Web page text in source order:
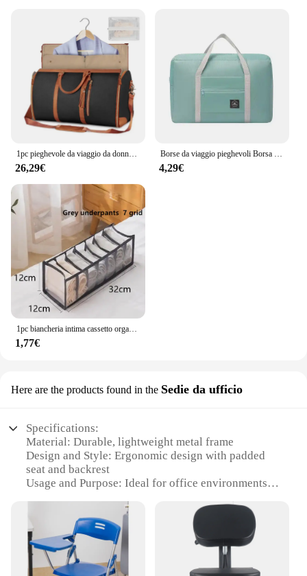
1pc pieghevole da viaggio da donna comoda borsa da viaggio per abbigliamento borsa da viaggio da donna in pelle PU grande
26,29€
Borse da viaggio pieghevoli Borsa in nylon di grande capacità Bagagli Borse impermeabili Donna Uomo Deposito da viaggio Abbigliamento Imballaggio Organizzatore
4,29€
1pc biancheria intima cassetto organizzatore scatola di immagazzinaggio pieghevole armadio organizzatori divisori per cassetti scatole di immagazzinaggio per mutande calzini reggiseno
1,77€
Here are the products found in the Sedie da ufficio
Specifications:
Material: Durable, lightweight metal frame
Design and Style: Ergonomic design with padded
seat and backrest
Usage and Purpose: Ideal for office environments
Typical Adaptive Scenario: Perfect for seniors and
individuals with mobility issues
Shape or Size or Weight or Quantity: Compact
foldable design for easy storage
Performance and Property: Sturdy construction